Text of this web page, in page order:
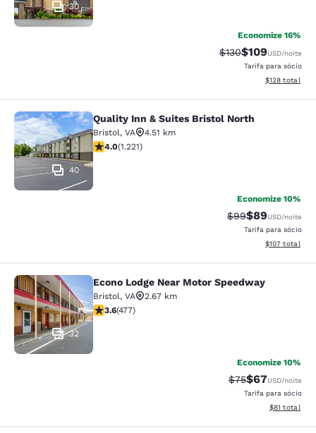
30
Economize 16%
Tarifa anterior
$130Tarifa com
$109USD/noite
Tarifa para sócio
Exibir
$128 total
Quality Inn & Suites Bristol North
40
Quality Inn & Suites Bristol North
Bristol, VA
4.51 km
classificação 4.03 estrelas. Muito bom. 1221
4.0(1.221)
Economize 10%
Tarifa anterior
$99Tarifa com
$89USD/noite
Tarifa para sócio
Exibir
$107 total
Econo Lodge Near Motor Speedway
32
Econo Lodge Near Motor Speedway
Bristol, VA
2.67 km
classificação 3.56 estrelas. Bom. 477 avaliações
3.6(477)
Economize 10%
Tarifa anterior
$75Tarifa com
$67USD/noite
Tarifa para sócio
Exibir
$81 total